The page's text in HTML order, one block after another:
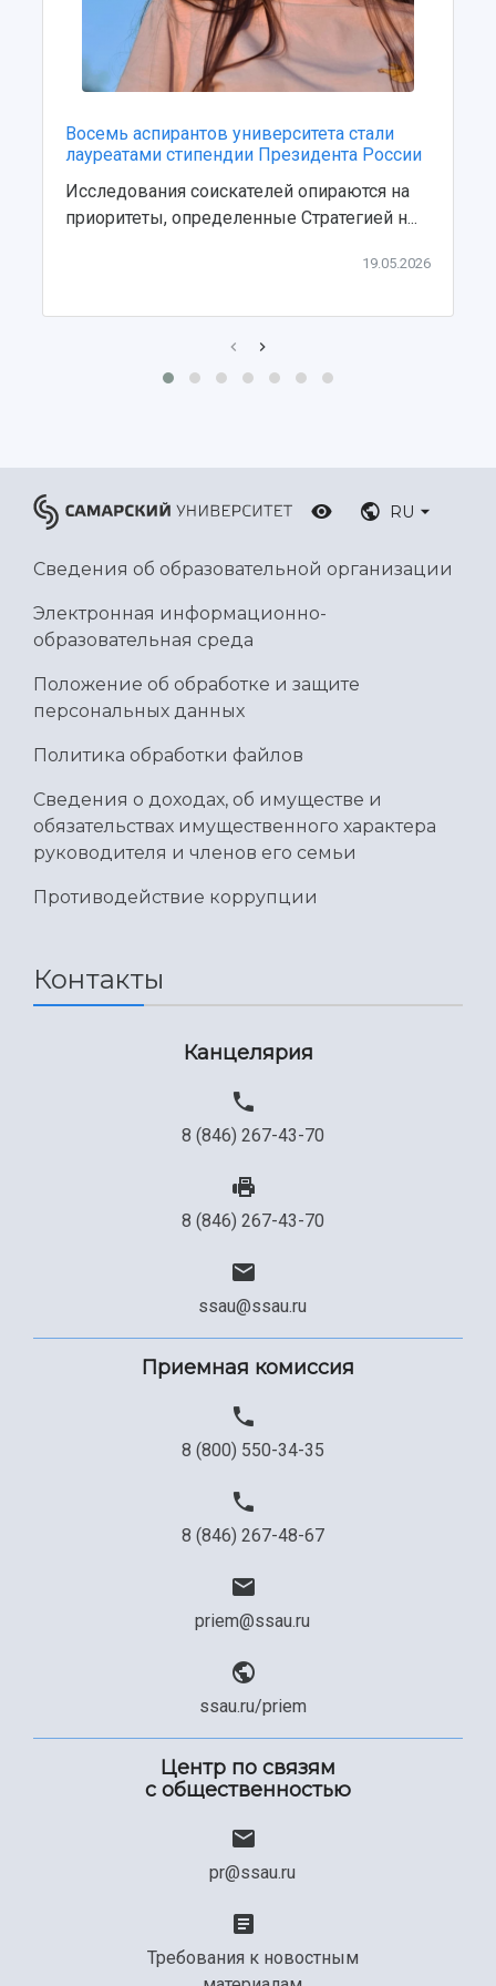
Центр истории авиационных двигателей
Ботанический сад
Умный дом бабочек
Международный межвузовский кампус
Сведения об образовательной организации
Официальные документы
Восемь аспирантов университета стали
лауреатами стипендии Президента России
Исследования соискателей опираются на
приоритеты, определенные Стратегией н...
19.05.2026
RU
Сведения об образовательной организации
Электронная информационно-
образовательная среда
Положение об обработке и защите
персональных данных
Политика обработки файлов
Сведения о доходах, об имуществе и
обязательствах имущественного характера
руководителя и членов его семьи
Противодействие коррупции
Контакты
Канцелярия
8 (846) 267-43-70
8 (846) 267-43-70
ssau@ssau.ru
Приемная комиссия
8 (800) 550-34-35
8 (846) 267-48-67
priem@ssau.ru
ssau.ru/priem
Центр по связям
с общественностью
pr@ssau.ru
Требования к новостным